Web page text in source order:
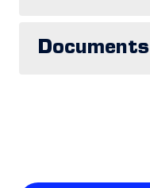
Documents